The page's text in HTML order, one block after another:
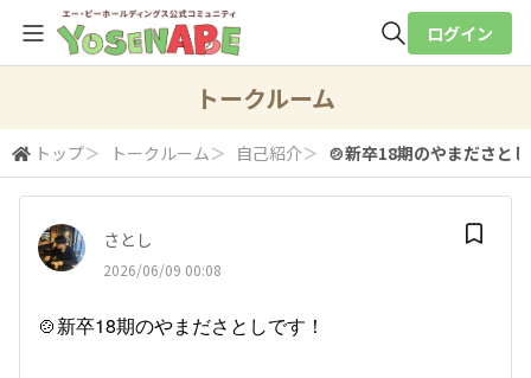
検索
ログイン
トークルーム
トップ＞ トークルーム＞ 自己紹介＞ 🍲新卒18期のやまださと
さとし
2026/06/09 00:08
🍲新卒18期のやまださとしです！